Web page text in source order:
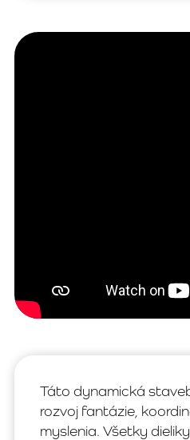
Táto dynamická
rozvoj fantázie,
myslenia. Všetky